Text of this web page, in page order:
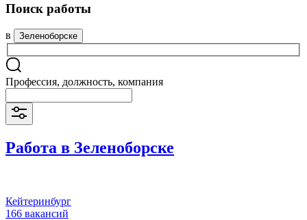
Поиск работы
в Зеленоборске
Профессия, должность, компания
Работа в Зеленоборске
Кейтеринбург
166 вакансий